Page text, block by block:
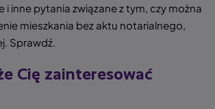
i inne pytania związane z tym, czy można
mieszkania bez aktu notarialnego,
Sprawdź.
Cię zainteresować